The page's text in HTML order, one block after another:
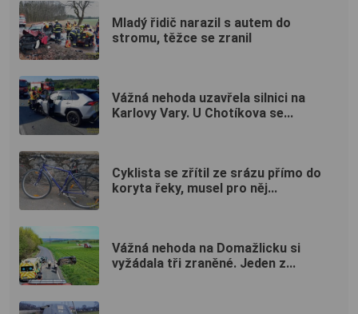
Mladý řidič narazil s autem do
stromu, těžce se zranil
Vážná nehoda uzavřela silnici na
Karlovy Vary. U Chotíkova se...
Cyklista se zřítil ze srázu přímo do
koryta řeky, musel pro něj...
Vážná nehoda na Domažlicku si
vyžádala tři zraněné. Jeden z...